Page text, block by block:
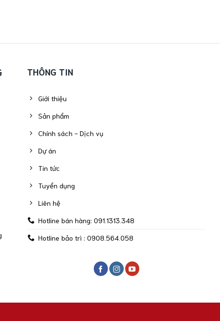
THÔNG TIN
Giới thiệu
Sản phẩm
Chính sách - Dịch vụ
Dự án
Tin tức
Tuyển dụng
Liên hệ
Hotline bán hàng: 091.1313.348
Hotline bảo trì : 0908.564.058